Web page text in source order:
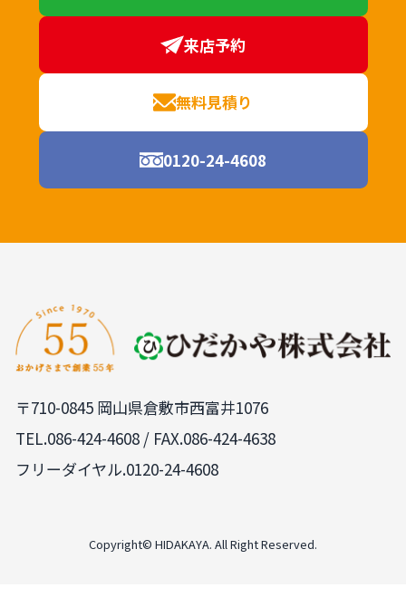
来店予約
無料見積り
0120-24-4608
〒710-0845 岡山県倉敷市西富井1076
TEL.086-424-4608 / FAX.086-424-4638
フリーダイヤル.0120-24-4608
Copyright© HIDAKAYA. All Right Reserved.